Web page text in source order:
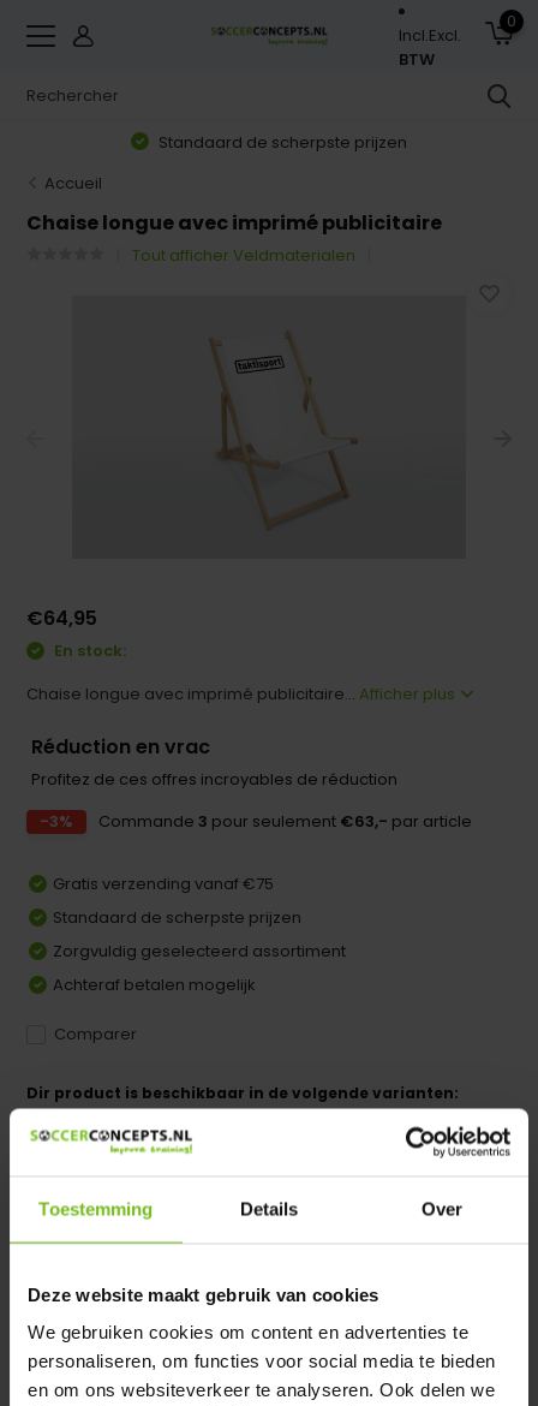
Toestemming Details Over
Deze website maakt gebruik van cookies
We gebruiken cookies om content en advertenties te
personaliseren, om functies voor social media te bieden
en om ons websiteverkeer te analyseren. Ook delen we
Incl.Excl.
BTW
0
Standaard de scherpste prijzen
Accueil
Chaise longue avec imprimé publicitaire
Tout afficher Veldmaterialen
€64,95
En stock:
Chaise longue avec imprimé publicitaire... Afficher plus
Réduction en vrac
Profitez de ces offres incroyables de réduction
-3%
Commande 3 pour seulement €63,- par article
Gratis verzending vanaf €75
Standaard de scherpste prijzen
Zorgvuldig geselecteerd assortiment
Achteraf betalen mogelijk
Comparer
Dir product is beschikbaar in de volgende varianten:
Heeft u een vraag over dit product ?
Verstuur email
Description du produit
Spécifications